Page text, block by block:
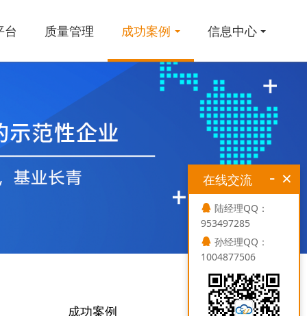
台 质量管理 成功案例 信息中心
成功案例
×
-
在线交流
陆经理QQ：
953497285
孙经理QQ：
1004877506